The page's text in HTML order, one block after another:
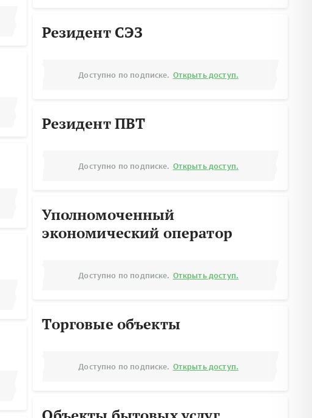
Резидент СЭЗ
Доступно по подписке. Открыть доступ.
Резидент ПВТ
Доступно по подписке. Открыть доступ.
Уполномоченный
экономический оператор
Доступно по подписке. Открыть доступ.
Торговые объекты
Доступно по подписке. Открыть доступ.